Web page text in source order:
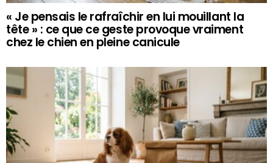
« Je pensais le rafraîchir en lui mouillant la
tête » : ce que ce geste provoque vraiment
chez le chien en pleine canicule